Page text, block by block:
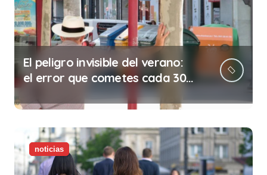
El peligro invisible del verano:
el error que cometes cada 30
minutos en tu trabajo (y la
ilegalidad que te puede costar
la vida)
noticias